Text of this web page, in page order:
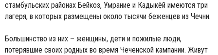
стамбульских районах Бейкоз, Умрание и Кадыкёй имеются три
лагеря, в которых размещены около тысячи беженцев из Чечни.
Большинство из них – женщины, дети и пожилые люди,
потерявшие своих родных во время Чеченской кампании. Живут